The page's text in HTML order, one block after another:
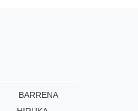
BARRENA